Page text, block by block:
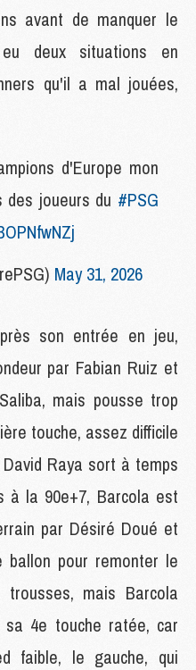
avant de manquer le
deux situations en
qu'il a mal jouées,
d'Europe mon
joueurs du #PSG
May 31, 2026
son entrée en jeu,
par Fabian Ruiz et
mais pousse trop
touche, assez difficile
Raya sort à temps
à la 90e+7, Barcola est
par Désiré Doué et
pour remonter le
mais Barcola
4e touche ratée, car
faible, le gauche, qui